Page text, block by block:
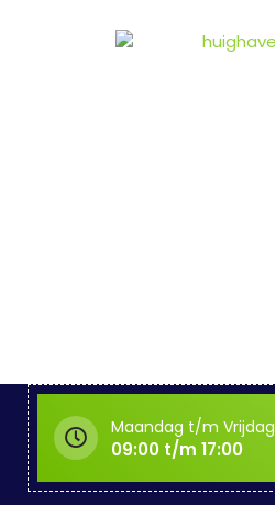
Maandag t/m Vrijdag
09:00 t/m 17:00